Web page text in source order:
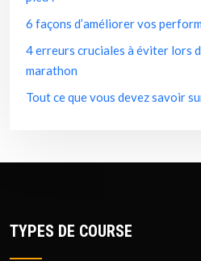
6 façons d’améliorer vos
4 erreurs cruciales à éviter lors
marathon
Tout ce que vous devez savoir
TYPES DE COURSE